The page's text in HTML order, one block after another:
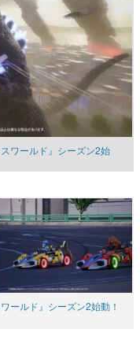
ワールド』シーズン2始
ールド』シーズン2始動！